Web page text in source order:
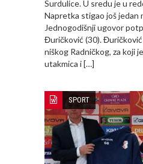
Surdulice. U sredu je u
Napretka stigao još jedan
Jednogodišnji ugovor
Đuričković (30). Đuričković
niškog Radničkog, za koji
utakmica i […]
SPORT